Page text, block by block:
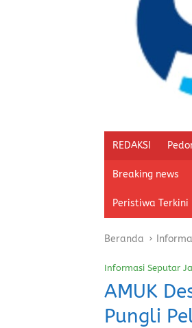
REDAKSI
Breaking news
Peristiwa Terkini
Beranda
Informasi Seputar
AMUK
Pungli